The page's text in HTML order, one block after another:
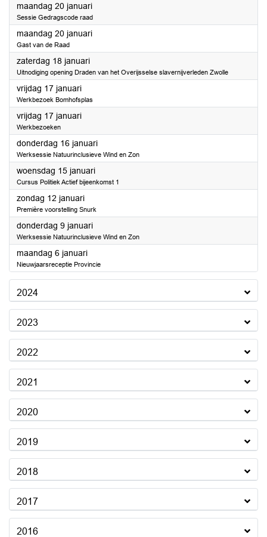
maandag 20 januari2025
Sessie Gedragscode raad
maandag 20 januari2025
Gast van de Raad
zaterdag 18 januari2025
Uitnodiging opening Draden van het Overijsselse slavernijverleden Zwolle
vrijdag 17 januari2025
Werkbezoek Bomhofsplas
vrijdag 17 januari2025
Werkbezoeken
donderdag 16 januari2025
Werksessie Natuurinclusieve Wind en Zon
woensdag 15 januari2025
Cursus Politiek Actief bijeenkomst 1
zondag 12 januari2025
Première voorstelling Snurk
donderdag 9 januari2025
Werksessie Natuurinclusieve Wind en Zon
maandag 6 januari2025
Nieuwjaarsreceptie Provincie
2024
2023
2022
2021
2020
2019
2018
2017
2016